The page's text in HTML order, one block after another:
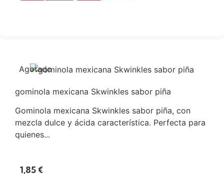
Agotado
gominola mexicana Skwinkles sabor piña
Gominola mexicana Skwinkles sabor piña, con
mezcla dulce y ácida característica. Perfecta para
quienes...
1,85€